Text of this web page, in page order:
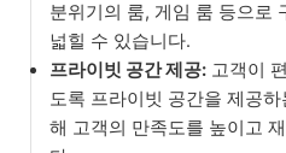
분위기의 룸, 게임 룸 등으로
넓힐 수 있습니다.
프라이빗 공간 제공: 고객이
도록 프라이빗 공간을 제공
해 고객의 만족도를 높이고